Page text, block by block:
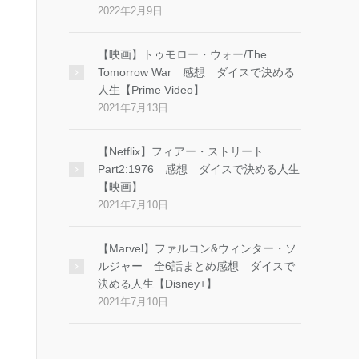
2022年2月9日
【映画】トゥモロー・ウォー/The
Tomorrow War 感想 ダイスで決める
人生【Prime Video】
2021年7月13日
【Netflix】フィアー・ストリート
Part2:1976 感想 ダイスで決める人生
【映画】
2021年7月10日
【Marvel】ファルコン&ウィンター・ソ
ルジャー 全6話まとめ感想 ダイスで
決める人生【Disney+】
2021年7月10日